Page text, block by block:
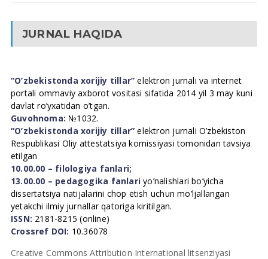
JURNAL HAQIDA
“O’zbekistonda xorijiy tillar” elektron jurnali va internet
portali ommaviy axborot vositasi sifatida 2014 yil 3 may kuni
davlat ro’yxatidan o’tgan.
Guvohnoma: №1032.
“O’zbekistonda xorijiy tillar” elektron jurnali O’zbekiston
Respublikasi Oliy attestatsiya komissiyasi tomonidan tavsiya
etilgan
10.00.00 – filologiya fanlari;
13.00.00 – pedagogika fanlari yo’nalishlari bo’yicha
dissertatsiya natijalarini chop etish uchun mo’ljallangan
yetakchi ilmiy jurnallar qatoriga kiritilgan.
ISSN: 2181-8215 (online)
Crossref DOI: 10.36078
Creative Commons Attribution International litsenziyasi